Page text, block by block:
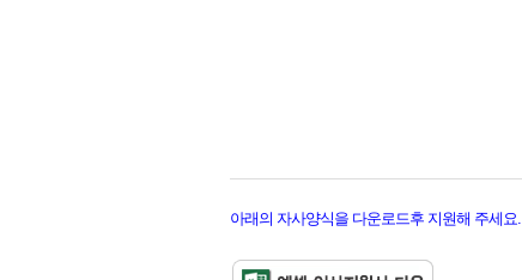
아래의 자사양식을 다운로드후 지원해 주세요.